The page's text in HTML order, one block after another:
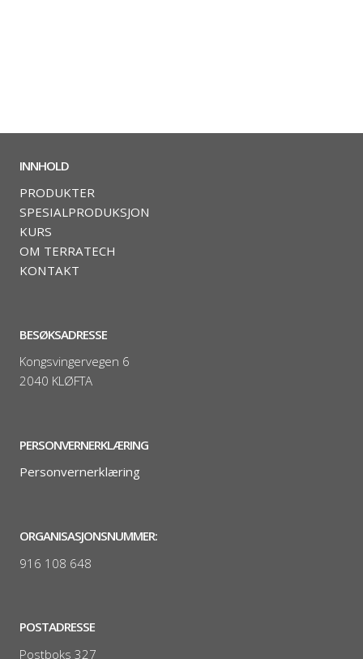
INNHOLD
PRODUKTER
SPESIALPRODUKSJON
KURS
OM TERRATECH
KONTAKT
BESØKSADRESSE
Kongsvingervegen 6
2040 KLØFTA
PERSONVERNERKLÆRING
Personvernerklæring
ORGANISASJONSNUMMER:
916 108 648
POSTADRESSE
Postboks 327